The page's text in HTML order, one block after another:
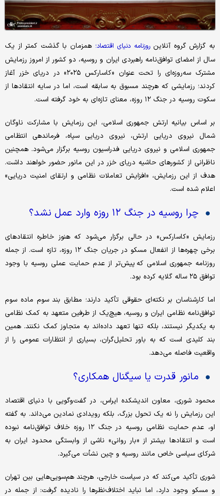
به گزارش گروه آنلاینروزنامه دنیای اقتصاد؛ همزمان با گذشت کمتر از یک
سال از امضای توافق‌نامه راهبردی ایران و روسیه، دو کشور از امروز رزمایش
مشترک سه‌روزه‌ای را تحت عنوان «کاسارکس ۲۰۲۵» در دریای خزر آغاز
کردند؛ رزمایشی که هرچند مسبوق به سابقه است، اما در سایه انتقادها از
سکوت روسیه در جنگ ۱۲ روزه، معنای تازه‌ای به خود گرفته است.
بر اساس بیانیه ارتش جمهوری اسلامی، این رزمایش با مشارکت ناوگان
شمال نیروی دریایی ارتش، نیروی دریایی سپاه، فرماندهی انتظامی
جمهوری اسلامی و نیروی دریایی فدراسیون روسیه برگزار می‌شود. همچنین
ناظرانی از کشورهای حاشیه دریای خزر در این مانور حضور خواهند داشت.
هدف از این رزمایش، «افزایش تعاملات نظامی و ارتقای امنیت دریایی»
اعلام شده است.
چرا روسیه در جنگ ۱۲ روزه وارد عمل نشد؟
رزمایش «کاسارکس» در حالی برگزار می‌شود که هنوز خاطره انتقادهای
برخی چهره‌ها از انفعال مسکو در جریان جنگ ۱۲ روزه، تازه است. از جمله
روزنامه جمهوری اسلامی که پیش‌تر از عدم حمایت عملی روسیه با وجود
توافق ۲۵ ساله گلایه کرده بود.
اما کارشناسان بر نکته‌ای حقوقی تأکید دارند؛ مطابق بند سوم ماده سوم
توافق‌نامه نظامی ایران و روسیه، هیچ‌یک از طرفین متعهد به کمک نظامی
به یکدیگر نیستند، بلکه تنها تعهد داده‌اند به متجاوز کمک نکنند. همین
بند کلیدی است که به باور تحلیل‌گران، بسیاری از انتظارات عمومی را از
واقعیت فاصله می‌دهد.
مانور قدرت یا سیگنال همکاری؟
محمود شوری، معاون اندیشکده ایراس، در گفت‌وگویی با دنیای اقتصاد
این رزمایش را نه یک تحول بزرگ، بلکه رویدادی نمادین می‌داند. به گفته
او، عدم حمایت نظامی روسیه در جنگ ۱۲ روزه خلاف توافق‌نامه نبوده
است و انتقادها بیشتر از «بار روانی» ناشی از وابستگی محدود ایران به
شرکای سیاسی خاص مانند روسیه و چین نشأت می‌گیرد.
شوری تأکید می‌کند که در سیاست خارجی، هرچند هم‌سویی‌هایی بین تهران
و مسکو وجود دارد، اما نباید اختلاف‌نظرها را نادیده گرفت: از جمله در